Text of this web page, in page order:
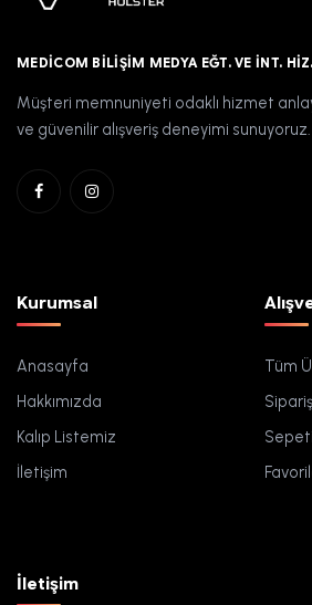
MEDICOM BILIŞIM MEDYA EĞT. VE İNT.
Müşteri memnuniyeti odaklı hizmet
ve güvenilir alışveriş deneyimi sunuyoruz.
Kurumsal
Anasayfa
Hakkımızda
Kalıp Listemiz
İletişim
Tüm
İletişim